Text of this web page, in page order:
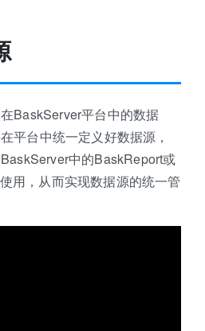
BaskServer平台中的数据
平台中统一定义好数据源，
中的BaskReport或
用，从而实现数据源的统一管